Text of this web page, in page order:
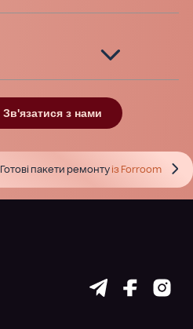
Зв'язатися з нами
Готові пакети ремонтуіз Forroom